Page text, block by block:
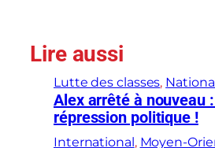
Lire aussi
Lutte des classes, National
Alex arrêté à nouveau
répression politique !
International , Moyen-